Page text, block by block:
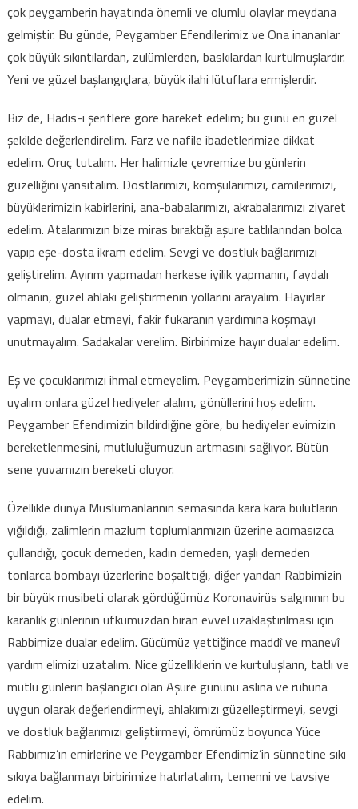
çok peygamberin hayatında önemli ve olumlu olaylar meydana
gelmiştir. Bu günde, Peygamber Efendilerimiz ve Ona inananlar
çok büyük sıkıntılardan, zulümlerden, baskılardan kurtulmuşlardır.
Yeni ve güzel başlangıçlara, büyük ilahi lütuflara ermişlerdir.
Biz de, Hadis-i şeriflere göre hareket edelim; bu günü en güzel
şekilde değerlendirelim. Farz ve nafile ibadetlerimize dikkat
edelim. Oruç tutalım. Her halimizle çevremize bu günlerin
güzelliğini yansıtalım. Dostlarımızı, komşularımızı, camilerimizi,
büyüklerimizin kabirlerini, ana-babalarımızı, akrabalarımızı ziyaret
edelim. Atalarımızın bize miras bıraktığı aşure tatlılarından bolca
yapıp eşe-dosta ikram edelim. Sevgi ve dostluk bağlarımızı
geliştirelim. Ayırım yapmadan herkese iyilik yapmanın, faydalı
olmanın, güzel ahlakı geliştirmenin yollarını arayalım. Hayırlar
yapmayı, dualar etmeyi, fakir fukaranın yardımına koşmayı
unutmayalım. Sadakalar verelim. Birbirimize hayır dualar edelim.
Eş ve çocuklarımızı ihmal etmeyelim. Peygamberimizin sünnetine
uyalım onlara güzel hediyeler alalım, gönüllerini hoş edelim.
Peygamber Efendimizin bildirdiğine göre, bu hediyeler evimizin
bereketlenmesini, mutluluğumuzun artmasını sağlıyor. Bütün
sene yuvamızın bereketi oluyor.
Özellikle dünya Müslümanlarının semasında kara kara bulutların
yığıldığı, zalimlerin mazlum toplumlarımızın üzerine acımasızca
çullandığı, çocuk demeden, kadın demeden, yaşlı demeden
tonlarca bombayı üzerlerine boşalttığı, diğer yandan Rabbimizin
bir büyük musibeti olarak gördüğümüz Koronavirüs salgınının bu
karanlık günlerinin ufkumuzdan biran evvel uzaklaştırılması için
Rabbimize dualar edelim. Gücümüz yettiğince maddî ve manevî
yardım elimizi uzatalım. Nice güzelliklerin ve kurtuluşların, tatlı ve
mutlu günlerin başlangıcı olan Aşure gününü aslına ve ruhuna
uygun olarak değerlendirmeyi, ahlakımızı güzelleştirmeyi, sevgi
ve dostluk bağlarımızı geliştirmeyi, ömrümüz boyunca Yüce
Rabbımız’ın emirlerine ve Peygamber Efendimiz’in sünnetine sıkı
sıkıya bağlanmayı birbirimize hatırlatalım, temenni ve tavsiye
edelim.